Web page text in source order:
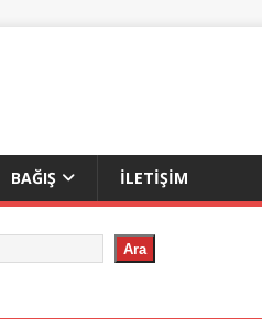
BAĞIŞ İLETIŞIM
Ara